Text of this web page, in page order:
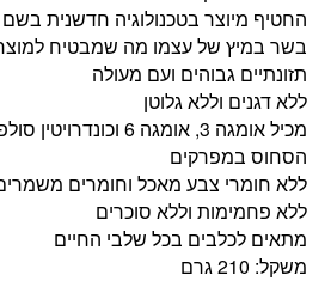
בשר במיץ של עצמו מה שמבטיח
תזונתיים גבוהים ועם מעולה
ללא דגנים וללא גלוטן
מכיל אומגה 3, אומגה 6
הסחוס במפרקים
ללא חומרי צבע מאכל וחומרים
ללא פחמימות וללא סוכרים
מתאים לכלבים בכל שלבי החיים
משקל: 210 גרם